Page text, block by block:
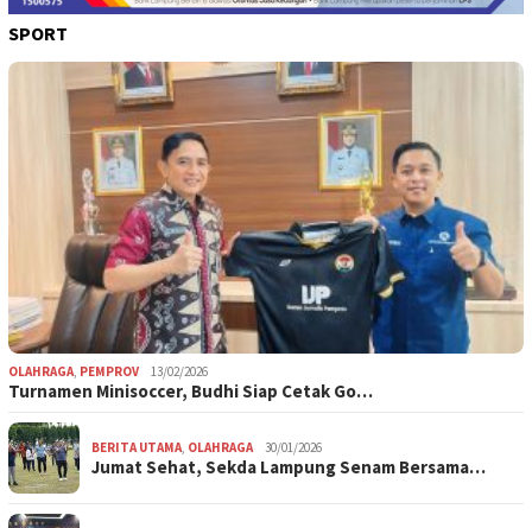
SPORT
OLAHRAGA PEMPROV 13/02/2026
Turnamen Minisoccer, Budhi Siap Cetak Go…
BERITA UTAMA OLAHRAGA 30/01/2026
Jumat Sehat, Sekda Lampung Senam Bersama…